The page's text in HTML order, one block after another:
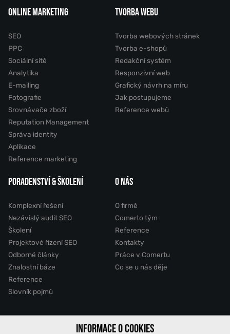
ONLINE MARKETING
SEO
PPC
Sociální sítě
Analytika
E-mailing
Fotografie
Srovnávače zboží
Reputation Management
Správa identity
Aplikace
Reference marketing
TVORBA WEBU
Tvorba webových stránek
Tvorba e-shopů
Redakční systém
Responzivní web
Grafický návrh na míru
Jak postupujeme
Reference webů
PORADENSTVÍ & ŠKOLENÍ
Komplexní řešení
Nezávislý audit SEO
Školení
Projektové řízení SEO
Odborné články
Znalostní báze
Reference
Slovník pojmů
O NÁS
O firmě
Comerto tým
Reference
Kontakty
Práce v Comertu
Co se u nás děje
2011 - 2026 © Comerto, s.r.o.INFORMACE O COOKIES